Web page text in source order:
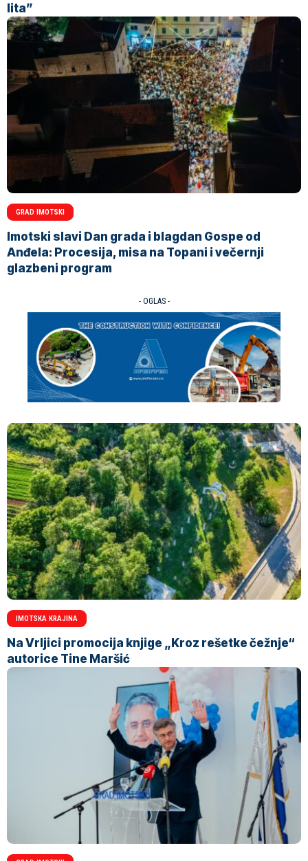
lita”
GRAD IMOTSKI
Imotski slavi Dan grada i blagdan Gospe od
Anđela: Procesija, misa na Topani i večernji
glazbeni program
- OGLAS -
IMOTSKA KRAJINA
Na Vrljici promocija knjige „Kroz rešetke čežnje“
autorice Tine Maršić